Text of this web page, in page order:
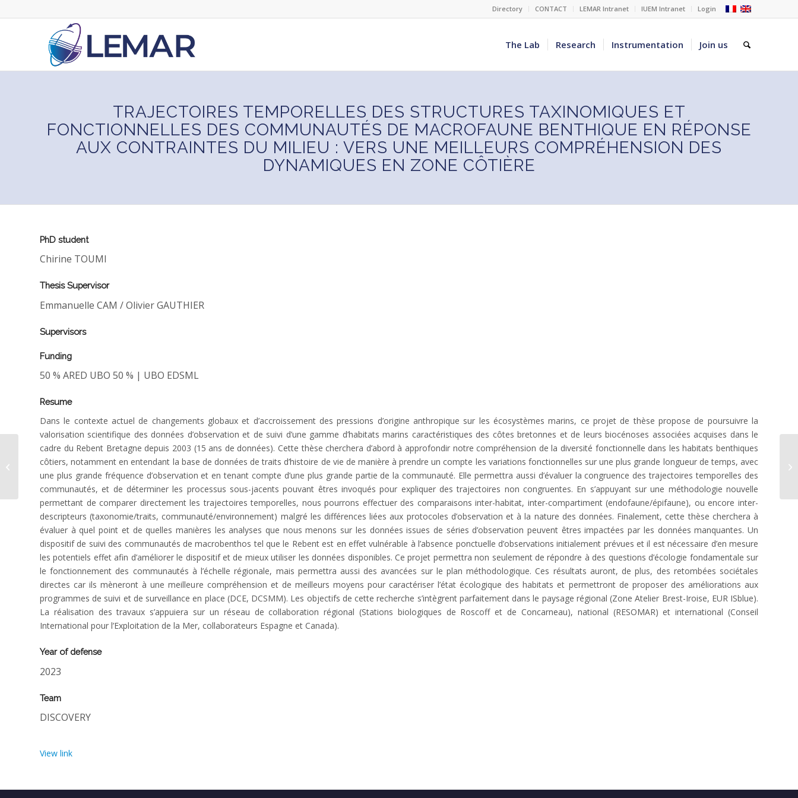
Directory CONTACT LEMAR Intranet IUEM Intranet Login
The Lab Research Instrumentation Join us
TRAJECTOIRES TEMPORELLES DES STRUCTURES TAXINOMIQUES ET
FONCTIONNELLES DES COMMUNAUTÉS DE MACROFAUNE BENTHIQUE EN RÉPONSE
AUX CONTRAINTES DU MILIEU : VERS UNE MEILLEURS COMPRÉHENSION DES
DYNAMIQUES EN ZONE CÔTIÈRE
PhD student
Chirine TOUMI
Thesis Supervisor
Emmanuelle CAM / Olivier GAUTHIER
Supervisors
Funding
50 % ARED UBO 50 % | UBO EDSML
Resume
Dans le contexte actuel de changements globaux et d’accroissement des pressions d’origine anthropique sur les écosystèmes marins, ce projet de thèse propose de poursuivre la
valorisation scientifique des données d’observation et de suivi d’une gamme d’habitats marins caractéristiques des côtes bretonnes et de leurs biocénoses associées acquises dans le
cadre du Rebent Bretagne depuis 2003 (15 ans de données). Cette thèse cherchera d’abord à approfondir notre compréhension de la diversité fonctionnelle dans les habitats benthiques
côtiers, notamment en entendant la base de données de traits d’histoire de vie de manière à prendre un compte les variations fonctionnelles sur une plus grande longueur de temps, avec
une plus grande fréquence d’observation et en tenant compte d’une plus grande partie de la communauté. Elle permettra aussi d’évaluer la congruence des trajectoires temporelles des
communautés, et de déterminer les processus sous-jacents pouvant êtres invoqués pour expliquer des trajectoires non congruentes. En s’appuyant sur une méthodologie nouvelle
permettant de comparer directement les trajectoires temporelles, nous pourrons effectuer des comparaisons inter-habitat, inter-compartiment (endofaune/épifaune), ou encore inter-
descripteurs (taxonomie/traits, communauté/environnement) malgré les différences liées aux protocoles d’observation et à la nature des données. Finalement, cette thèse cherchera à
évaluer à quel point et de quelles manières les analyses que nous menons sur les données issues de séries d’observation peuvent êtres impactées par les données manquantes. Un
dispositif de suivi des communautés de macrobenthos tel que le Rebent est en effet vulnérable à l’absence ponctuelle d’observations initialement prévues et il est nécessaire d’en mesure
les potentiels effet afin d’améliorer le dispositif et de mieux utiliser les données disponibles. Ce projet permettra non seulement de répondre à des questions d’écologie fondamentale sur
le fonctionnement des communautés à l’échelle régionale, mais permettra aussi des avancées sur le plan méthodologique. Ces résultats auront, de plus, des retombées sociétales
directes car ils mèneront à une meilleure compréhension et de meilleurs moyens pour caractériser l’état écologique des habitats et permettront de proposer des améliorations aux
programmes de suivi et de surveillance en place (DCE, DCSMM). Les objectifs de cette recherche s’intègrent parfaitement dans le paysage régional (Zone Atelier Brest-Iroise, EUR ISblue).
La réalisation des travaux s’appuiera sur un réseau de collaboration régional (Stations biologiques de Roscoff et de Concarneau), national (RESOMAR) et international (Conseil
International pour l’Exploitation de la Mer, collaborateurs Espagne et Canada).
Year of defense
2023
Team
DISCOVERY
View link
Morot Amandine thèse